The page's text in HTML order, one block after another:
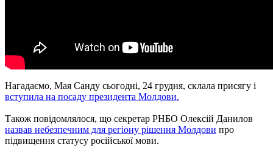
Нагадаємо, Мая Санду сьогодні, 24 грудня, склала присягу і
вступила на посаду президента Молдови.
Також повідомлялося, що секретар РНБО Олексій Данилов
назвав небезпечним для регіону рішення Молдови про
підвищення статусу російської мови.